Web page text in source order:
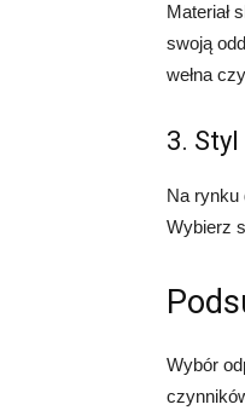
Materiał
swoją
wełna
3.
Na rynku
Wybierz
Wybór